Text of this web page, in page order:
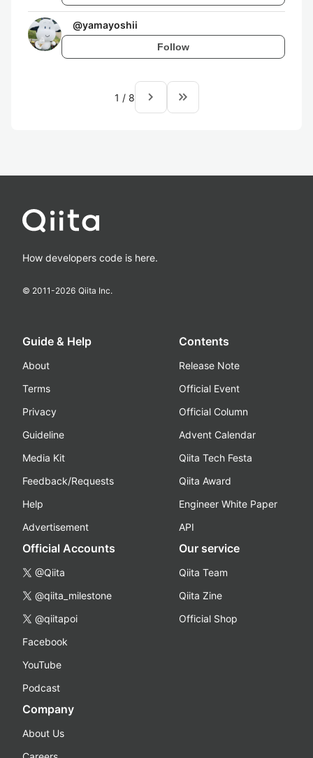
@yamayoshii
Follow
1 / 8 navigate_next keyboard_double_arrow_right
How developers code is here.
© 2011-2026 Qiita Inc.
Guide & Help
About
Terms
Privacy
Guideline
Media Kit
Feedback/Requests
Help
Advertisement
Contents
Release Note
Official Event
Official Column
Advent Calendar
Qiita Tech Festa
Qiita Award
Engineer White Paper
API
Official Accounts
@Qiita
@qiita_milestone
@qiitapoi
Facebook
YouTube
Podcast
Our service
Qiita Team
Qiita Zine
Official Shop
Company
About Us